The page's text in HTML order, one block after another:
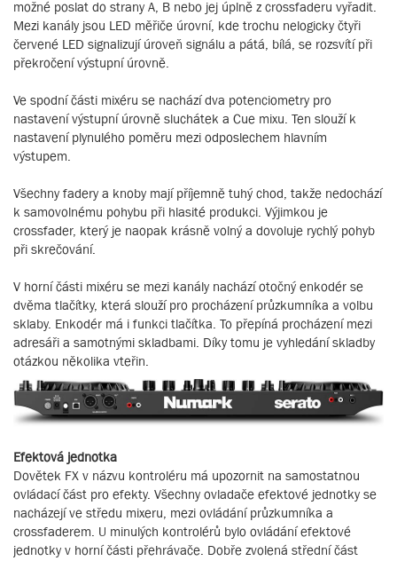
možné poslat do strany A, B nebo jej úplně z crossfaderu vyřadit.
Mezi kanály jsou LED měřiče úrovní, kde trochu nelogicky čtyři
červené LED signalizují úroveň signálu a pátá, bílá, se rozsvítí při
překročení výstupní úrovně.
Ve spodní části mixéru se nachází dva potenciometry pro
nastavení výstupní úrovně sluchátek a Cue mixu. Ten slouží k
nastavení plynulého poměru mezi odposlechem hlavním
výstupem.
Všechny fadery a knoby mají příjemně tuhý chod, takže nedochází
k samovolnému pohybu při hlasité produkci. Výjimkou je
crossfader, který je naopak krásně volný a dovoluje rychlý pohyb
při skrečování.
V horní části mixéru se mezi kanály nachází otočný enkodér se
dvěma tlačítky, která slouží pro procházení průzkumníka a volbu
sklaby. Enkodér má i funkci tlačítka. To přepíná procházení mezi
adresáři a samotnými skladbami. Díky tomu je vyhledání skladby
otázkou několika vteřin.
Efektová jednotka
Dovětek FX v názvu kontroléru má upozornit na samostatnou
ovládací část pro efekty. Všechny ovladače efektové jednotky se
nacházejí ve středu mixeru, mezi ovládání průzkumníka a
crossfaderem. U minulých kontrolérů bylo ovládání efektové
jednotky v horní části přehrávače. Dobře zvolená střední část